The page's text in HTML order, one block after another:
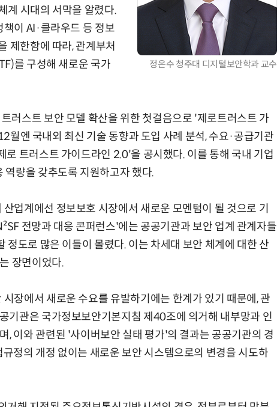
정은수 청주대 디지털보안학과 교수
계 시대의 서막을 알렸다.
이 AI·클라우드 등 정보
제한함에 따라, 관계부처
를 구성해 새로운 국가
러스트 보안 모델 확산을 위한 첫걸음으로 '제로트러스트 가
엔 국내외 최신 기술 동향과 도입 사례 분석, 수요·공급기관
로 트러스트 가이드라인 2.0'을 공시했다. 이를 통해 국내 기업
역량을 갖추도록 지원하고자 했다.
업계에선 정보보호 시장에서 새로운 모멘텀이 될 것으로 기
전망과 대응 콘퍼런스'에는 공공기관과 보안 업계 관계자들
정도로 많은 이들이 몰렸다. 이는 차세대 보안 체계에 대한 산
장면이었다.
장에서 새로운 수요를 유발하기에는 한계가 있기 때문에, 관
기관은 국가정보보안기본지침 제40조에 의거해 내부망과 인
, 이와 관련된 '사이버보안 실태 평가'의 결과는 공공기관의 경
정의 개정 없이는 새로운 보안 시스템으로의 변경을 시도하
AI × Design : UX 디자이너의 5가지 생존 전략과 실전 대응 현업에서 바로 쓰는 "하네스 엔지니어링" 실습 교육